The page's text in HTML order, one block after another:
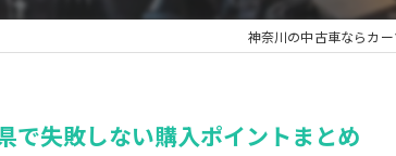
神奈川の中古車ならカ
で失敗しない購入ポイントまとめ